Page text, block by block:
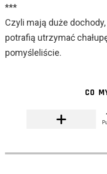
***
Czyli mają duże
potrafią utrzymać
pomyśleliście.
CO